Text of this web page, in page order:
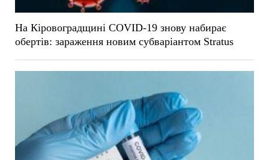
На Кіровоградщині COVID-19 знову набирає
обертів: зараження новим субваріантом Stratus